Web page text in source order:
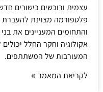
עצמית ורוכשים כישורים
פלטפורמה מצוינת להעברת
והתחומים המעניינים את
אקולוגיה וחקר החלל
המעורבות של המשתתפים.
לקריאת המאמר »